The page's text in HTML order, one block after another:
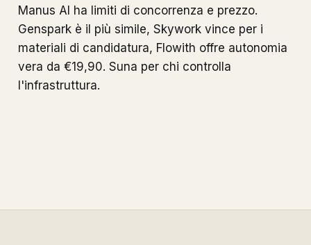
Manus AI ha limiti di concorrenza e prezzo.
Genspark è il più simile, Skywork vince per i
materiali di candidatura, Flowith offre autonomia
vera da €19,90. Suna per chi controlla
l'infrastruttura.